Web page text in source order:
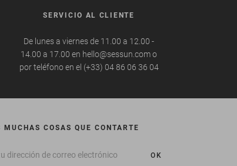
SERVICIO AL CLIENTE
De lunes a viernes de 11.00 a 12.00 -
14.00 a 17.00 en hello@sessun.com o
por teléfono en el (+33) 04 86 06 36 04
MUCHAS COSAS QUE CONTARTE
OK